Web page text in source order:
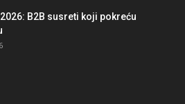
2026: B2B susreti koji pokreću